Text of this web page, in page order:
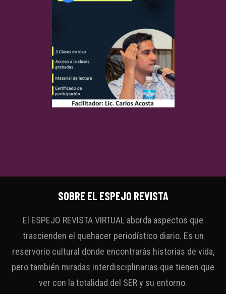
SOBRE EL ESPEJO REVISTA
El ESPEJO REVISTA VIRTUAL aborda aspectos que
trascienden el quehacer periodístico diario. Es un
reservorio cultural donde encontrarás historias de vida,
pero también miradas interdisciplinarias que tienen que
ver con la totalidad del SER y su entorno.